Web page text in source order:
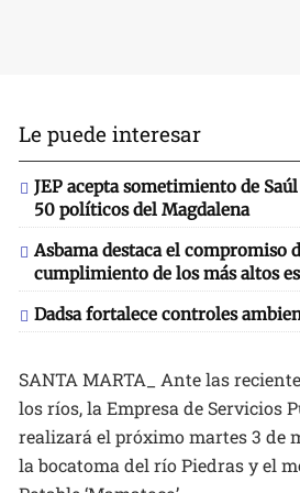
Le puede interesar
JEP acepta sometimiento de
50 políticos del Magdalena
Asbama destaca el compromiso
cumplimiento de los más altos
Dadsa fortalece controles
SANTA MARTA_ Ante las
los ríos, la Empresa de Servicios
realizará el próximo martes 3 de
la bocatoma del río Piedras y el